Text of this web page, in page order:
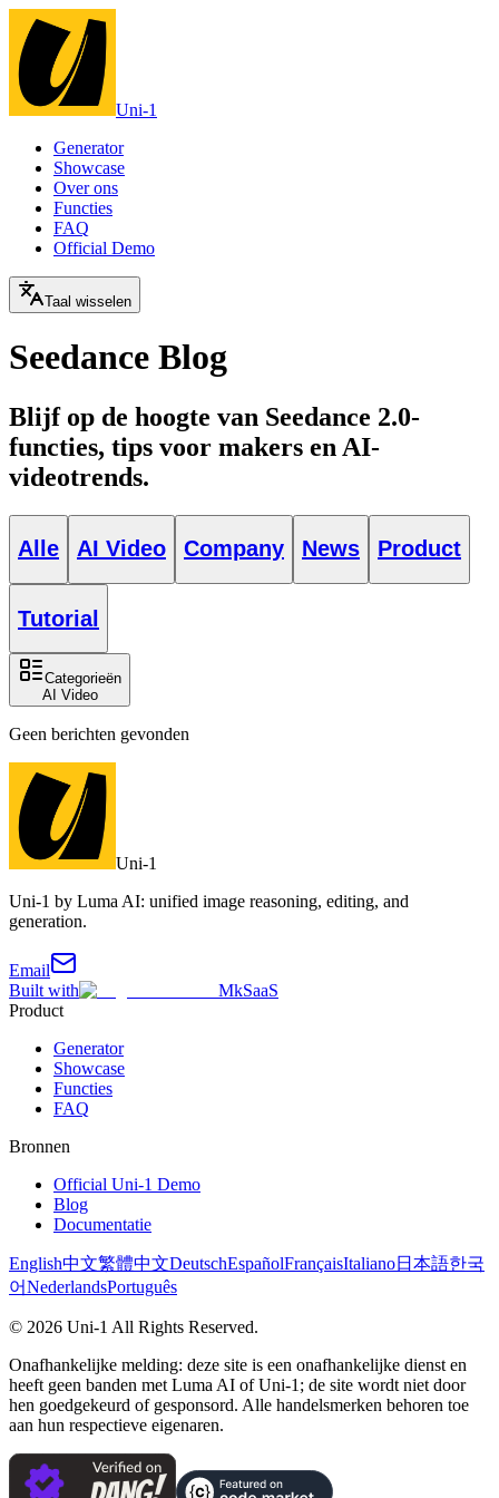
Uni-1
Generator
Showcase
Over ons
Functies
FAQ
Official Demo
Taal wisselen
Seedance Blog
Blijf op de hoogte van Seedance 2.0-
functies, tips voor makers en AI-
videotrends.
Alle AI Video Company News Product
Tutorial
Categorieën
AI Video
Geen berichten gevonden
Uni-1
Uni-1 by Luma AI: unified image reasoning, editing, and
generation.
Email
Built with
MkSaaS
Product
Generator
Showcase
Functies
FAQ
Bronnen
Official Uni-1 Demo
Blog
Documentatie
English中文繁體中文DeutschEspañolFrançaisItaliano日本語한국
어NederlandsPortuguês
© 2026 Uni-1 All Rights Reserved.
Onafhankelijke melding: deze site is een onafhankelijke dienst en
heeft geen banden met Luma AI of Uni-1; de site wordt niet door
hen goedgekeurd of gesponsord. Alle handelsmerken behoren toe
aan hun respectieve eigenaren.